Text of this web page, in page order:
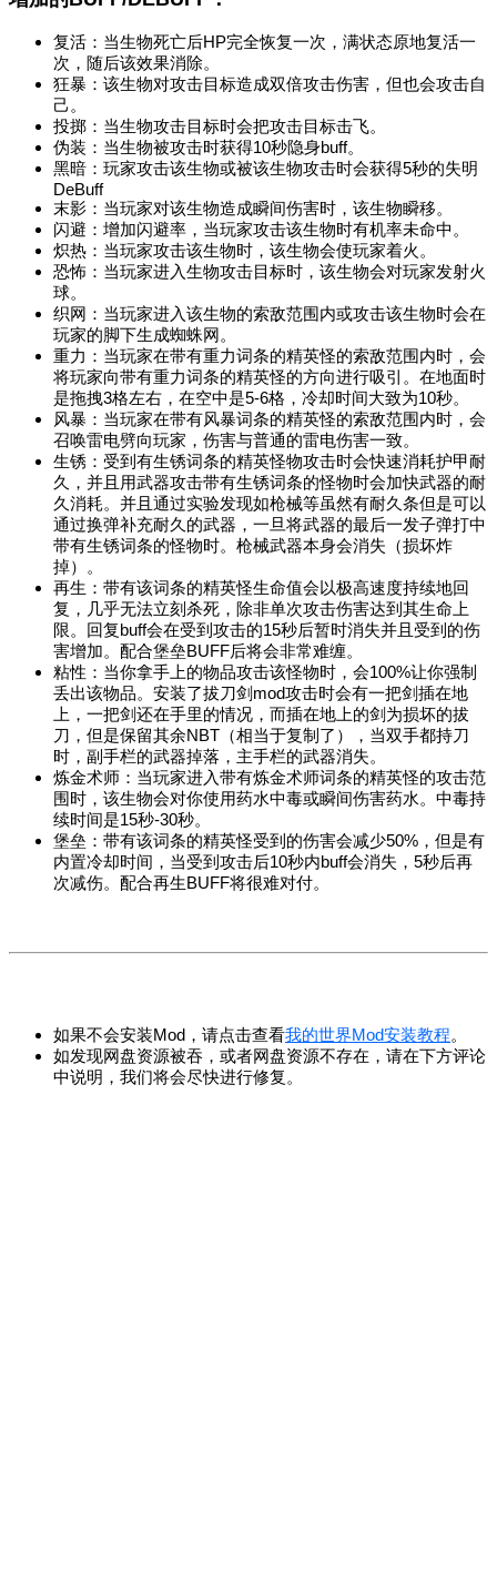
复活：当生物死亡后HP完全恢复一次，满状态原地复活一
次，随后该效果消除。
狂暴：该生物对攻击目标造成双倍攻击伤害，但也会攻击自
己。
投掷：当生物攻击目标时会把攻击目标击飞。
伪装：当生物被攻击时获得10秒隐身buff。
黑暗：玩家攻击该生物或被该生物攻击时会获得5秒的失明
DeBuff
末影：当玩家对该生物造成瞬间伤害时，该生物瞬移。
闪避：增加闪避率，当玩家攻击该生物时有机率未命中。
炽热：当玩家攻击该生物时，该生物会使玩家着火。
恐怖：当玩家进入生物攻击目标时，该生物会对玩家发射火
球。
织网：当玩家进入该生物的索敌范围内或攻击该生物时会在
玩家的脚下生成蜘蛛网。
重力：当玩家在带有重力词条的精英怪的索敌范围内时，会
将玩家向带有重力词条的精英怪的方向进行吸引。在地面时
是拖拽3格左右，在空中是5-6格，冷却时间大致为10秒。
风暴：当玩家在带有风暴词条的精英怪的索敌范围内时，会
召唤雷电劈向玩家，伤害与普通的雷电伤害一致。
生锈：受到有生锈词条的精英怪物攻击时会快速消耗护甲耐
久，并且用武器攻击带有生锈词条的怪物时会加快武器的耐
久消耗。并且通过实验发现如枪械等虽然有耐久条但是可以
通过换弹补充耐久的武器，一旦将武器的最后一发子弹打中
带有生锈词条的怪物时。枪械武器本身会消失（损坏炸
掉）。
再生：带有该词条的精英怪生命值会以极高速度持续地回
复，几乎无法立刻杀死，除非单次攻击伤害达到其生命上
限。回复buff会在受到攻击的15秒后暂时消失并且受到的伤
害增加。配合堡垒BUFF后将会非常难缠。
粘性：当你拿手上的物品攻击该怪物时，会100%让你强制
丢出该物品。安装了拔刀剑mod攻击时会有一把剑插在地
上，一把剑还在手里的情况，而插在地上的剑为损坏的拔
刀，但是保留其余NBT（相当于复制了），当双手都持刀
时，副手栏的武器掉落，主手栏的武器消失。
炼金术师：当玩家进入带有炼金术师词条的精英怪的攻击范
围时，该生物会对你使用药水中毒或瞬间伤害药水。中毒持
续时间是15秒-30秒。
堡垒：带有该词条的精英怪受到的伤害会减少50%，但是有
内置冷却时间，当受到攻击后10秒内buff会消失，5秒后再
次减伤。配合再生BUFF将很难对付。
如果不会安装Mod，请点击查看我的世界Mod安装教程。
如发现网盘资源被吞，或者网盘资源不存在，请在下方评论
中说明，我们将会尽快进行修复。